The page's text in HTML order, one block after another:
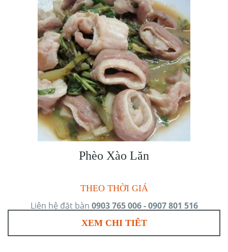
Phèo Xào Lăn
THEO THỜI GIÁ
Liên hệ đặt bàn 0903 765 006 - 0907 801 516
XEM CHI TIÊT